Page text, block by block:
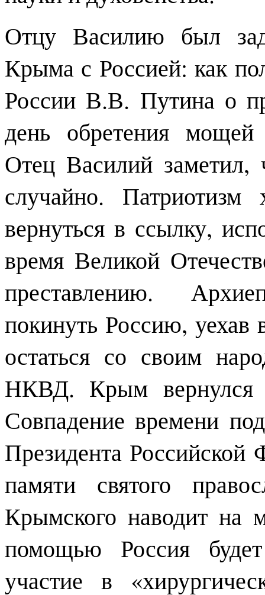
Отцу Василию был
Крыма с Россией: как
России В.В. Путина о
день обретения
Отец Василий заметил,
случайно.
вернуться в ссылку,
время Великой
преставлению.
покинуть Россию,
остаться со своим
НКВД. Крым вернулся
Совпадение времени
Президента
памяти святого
Крымского наводит на
помощью Россия
участие в